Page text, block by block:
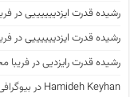
رشیده قدرت ایزدیییییییدر
رشیده قدرت ایزدیییییییدر
رشیده قدرت رایزدییدر
Hamideh Keyhan در